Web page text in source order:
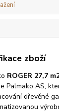
zboží
ROGER 27,7
Palmako AS,
dřevěné